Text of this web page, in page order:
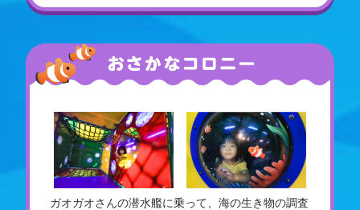
ガオガオさんの潜水艦に乗って、海の生き物の調査